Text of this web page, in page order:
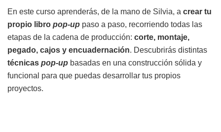
En este curso aprenderás, de la mano de Silvia, a crear tu
propio libro pop-up paso a paso, recorriendo todas las
etapas de la cadena de producción: corte, montaje,
pegado, cajos y encuadernación. Descubrirás distintas
técnicas pop-up basadas en una construcción sólida y
funcional para que puedas desarrollar tus propios
proyectos.